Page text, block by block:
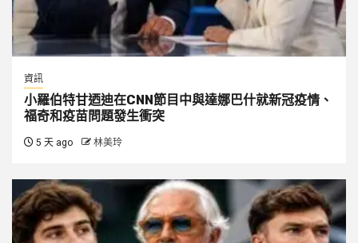
資訊
小羅伯特甘迺迪在CNN節目中與達娜巴什就新冠疫情、
福奇和疫苗問題發生衝突
5 天 ago 林美玲